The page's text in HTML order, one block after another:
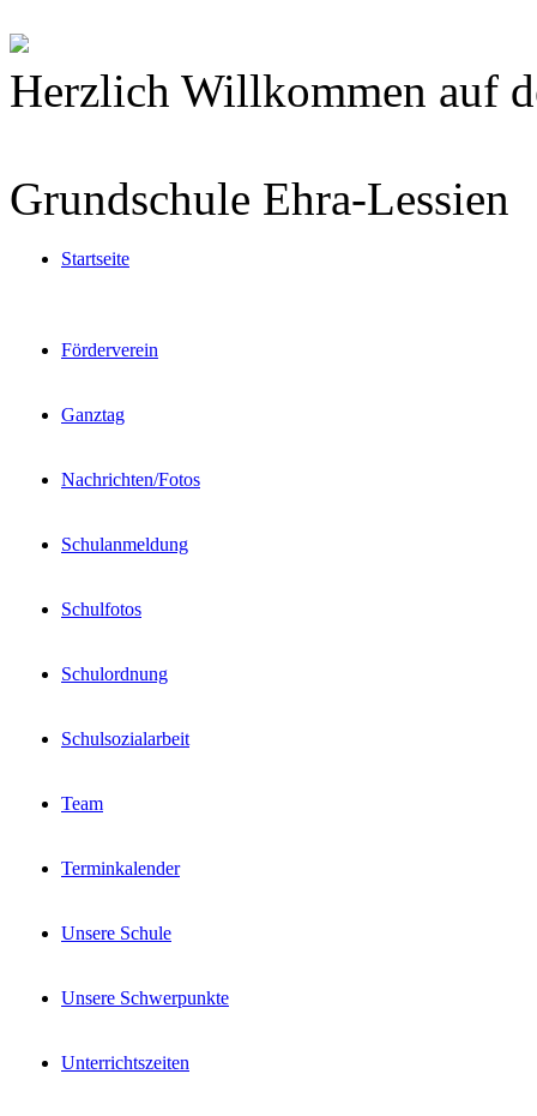
Herzlich Willkommen auf
Grundschule Ehra-Lessien
Startseite
Förderverein
Ganztag
Nachrichten/Fotos
Schulanmeldung
Schulfotos
Schulordnung
Schulsozialarbeit
Team
Terminkalender
Unsere Schule
Unsere Schwerpunkte
Unterrichtszeiten